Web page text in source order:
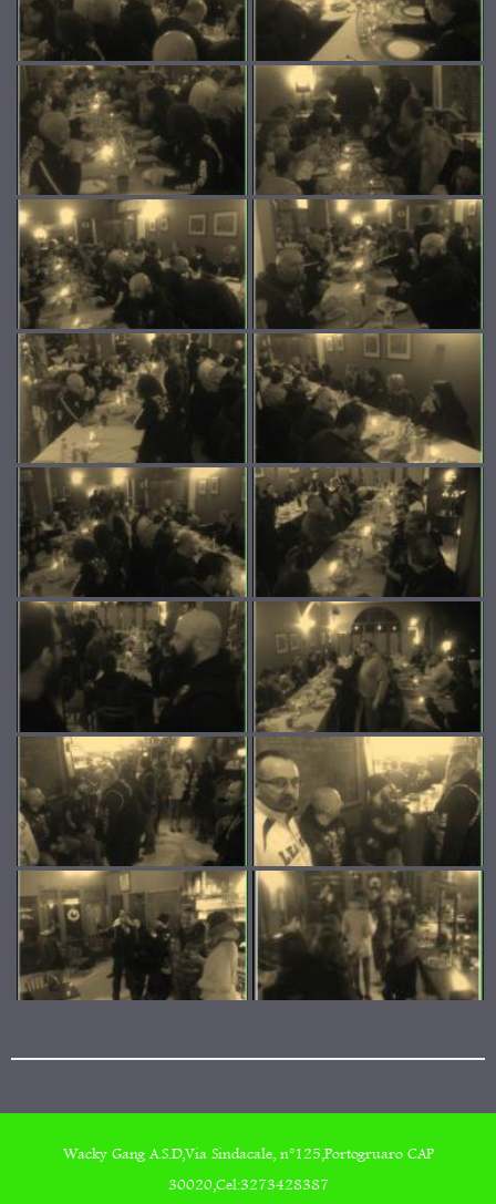
Wacky Gang A.S.D,Via Sindacale, n°125,Portogruaro CAP
30020,Cel:3273428387